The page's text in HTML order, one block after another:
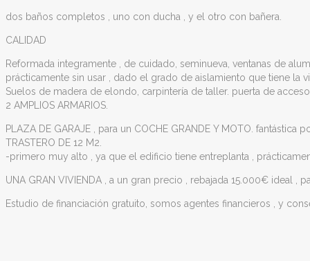
dos baños completos , uno con ducha , y el otro con bañera.
CALIDAD
Reformada integramente , de cuidado, seminueva, ventanas de
prácticamente sin usar , dado el grado de aislamiento que tiene la
Suelos de madera de elondo, carpintería de taller. puerta de acceso
2 AMPLIOS ARMARIOS.
PLAZA DE GARAJE , para un COCHE GRANDE Y MOTO. fantástica
TRASTERO DE 12 M2.
-primero muy alto , ya que el edificio tiene entreplanta ,
UNA GRAN VIVIENDA , a un gran precio , rebajada 15.000€ ideal
Estudio de financiación gratuito, somos agentes financieros , y